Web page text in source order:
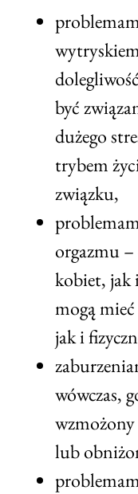
być
dużego
trybem
związku,
orgazmu
kobiet, jak
mogą
jak i
wówczas,
wzmożony
lub